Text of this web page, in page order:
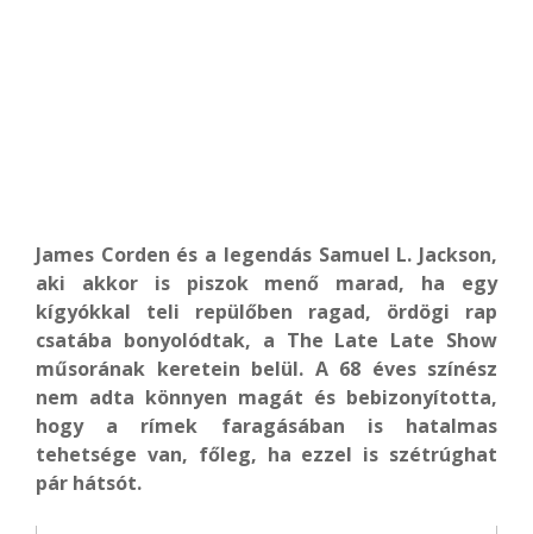
James Corden és a legendás Samuel L. Jackson,
aki akkor is piszok menő marad, ha egy
kígyókkal teli repülőben ragad, ördögi rap
csatába bonyolódtak, a The Late Late Show
műsorának keretein belül. A 68 éves színész
nem adta könnyen magát és bebizonyította,
hogy a rímek faragásában is hatalmas
tehetsége van, főleg, ha ezzel is szétrúghat
pár hátsót.